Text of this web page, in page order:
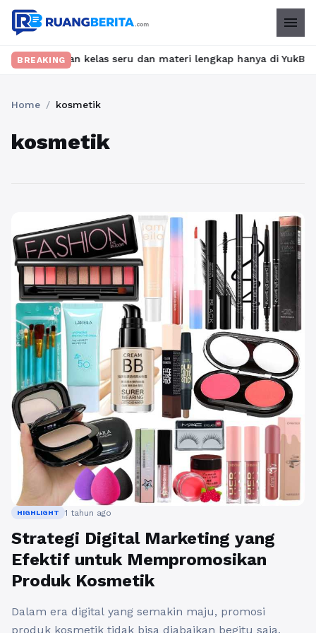
menu
BREAKINGkelas seru dan materi lengkap hanya di
Home / kosmetik
kosmetik
HIGHLIGHT 1 tahun ago
Strategi Digital Marketing yang
Efektif untuk Mempromosikan
Produk Kosmetik
Dalam era digital yang semakin maju, promosi
produk kosmetik tidak bisa diabaikan begitu saja.